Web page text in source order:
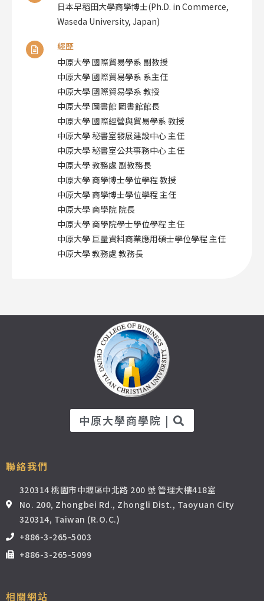
日本早稻田大學商學博士(Ph.D. in Commerce,
Waseda University, Japan)
經歷
中原大學 國際貿易學系 副教授
中原大學 國際貿易學系 系主任
中原大學 國際貿易學系 教授
中原大學 圖書館 圖書館館長
中原大學 國際經營與貿易學系 教授
中原大學 秘書室發展建設中心 主任
中原大學 秘書室公共事務中心 主任
中原大學 教務處 副教務長
中原大學 商學博士學位學程 教授
中原大學 商學博士學位學程 主任
中原大學 商學院 院長
中原大學 商學院學士學位學程 主任
中原大學 巨量資料商業應用碩士學位學程 主任
中原大學 教務處 教務長
中原大學商學院 |
聯絡我們
320314 桃園市中壢區中北路 200 號 管理大樓418室
No. 200, Zhongbei Rd., Zhongli Dist., Taoyuan City
320314, Taiwan (R.O.C.)
+886-3-265-5003
+886-3-265-5099
相關網站